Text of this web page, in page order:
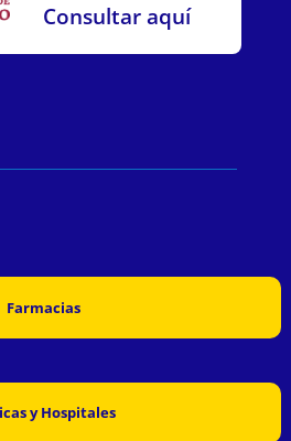
Consultar aquí
Farmacias
y Hospitales